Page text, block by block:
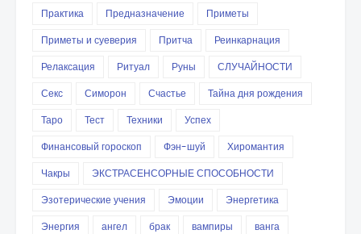
Практика
Предназначение
Приметы
Приметы и суеверия
Притча
Реинкарнация
Релаксация
Ритуал Руны
СЛУЧАЙНОСТИ
Секс
Симорон Счастье
Тайна дня рождения
Таро
Тест Техники
Успех
Финансовый гороскоп
Фэн-шуй
Хиромантия
Чакры
ЭКСТРАСЕНСОРНЫЕ СПОСОБНОСТИ
Эзотерические учения
Эмоции
Энергетика
Энергия
ангел брак вампиры
ванга